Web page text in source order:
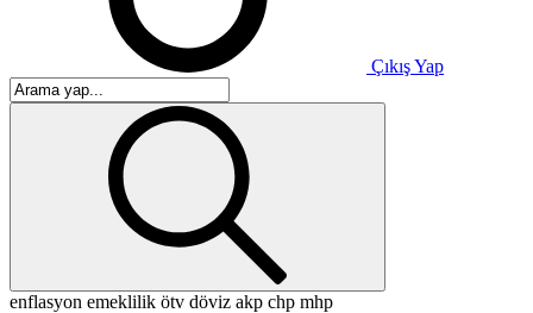
Çıkış Yap
enflasyon emeklilik ötv döviz akp chp mhp